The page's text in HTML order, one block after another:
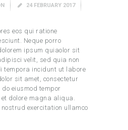
24 FEBRUARY 2017
eos qui ratione
Neque porro
ipsum quiaolor sit
velit, sed quia non
tempora incidunt ut labore
sit amet, consectetur
eiusmod tempor
dolore magna aliqua.
exercitation ullamco